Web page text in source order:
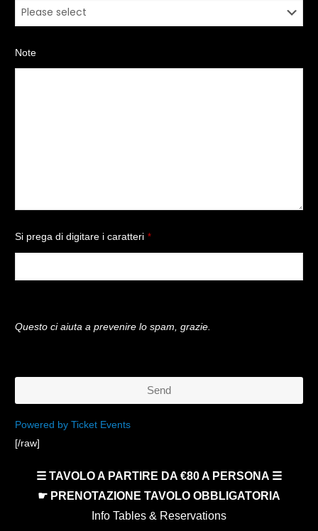
Note
Si prega di digitare i caratteri *
Questo ci aiuta a prevenire lo spam, grazie.
Send
This
field
Powered by Ticket Events
[/raw]
☰ TAVOLO A PARTIRE DA €80 A PERSONA ☰
☛ PRENOTAZIONE TAVOLO OBBLIGATORIA
Info Tables & Reservations